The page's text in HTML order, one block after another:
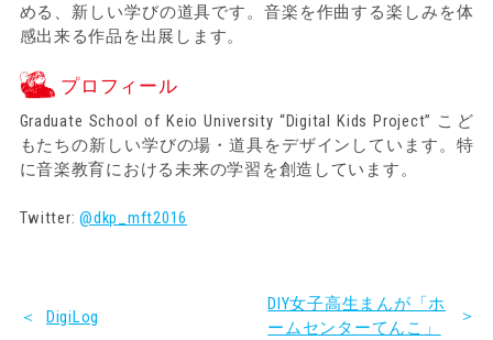
める、新しい学びの道具です。音楽を作曲する楽しみを体
感出来る作品を出展します。
プロフィール
Graduate School of Keio University “Digital Kids Project” こど
もたちの新しい学びの場・道具をデザインしています。特
に音楽教育における未来の学習を創造しています。
Twitter:@dkp_mft2016
＜ DigiLog
DIY女子高生まんが「ホ
ームセンターてんこ」
＞